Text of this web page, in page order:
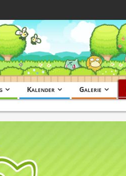
Kalender Galerie